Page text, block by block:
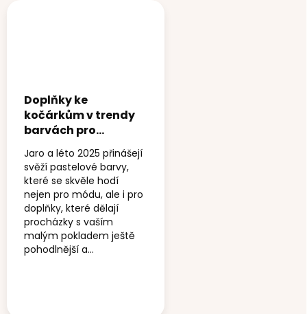
Doplňky ke
kočárkům v trendy
barvách pro
jaro/léto 2025
Jaro a léto 2025 přinášejí
svěží pastelové barvy,
které se skvěle hodí
nejen pro módu, ale i pro
doplňky, které dělají
procházky s vaším
malým pokladem ještě
pohodlnější a...